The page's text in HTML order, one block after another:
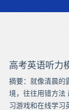
高考英语听力
摘要：就像清晨的
境，往往用错方法
习游戏和在线学习